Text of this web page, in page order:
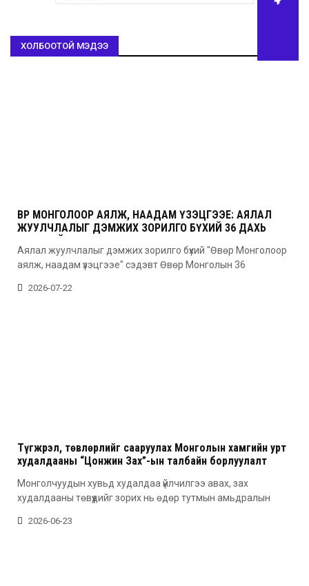
ХОЛБООТОЙ МЭДЭЭ
ӨВӨР МОНГОЛООР АЯЛЖ, НААДАМ ҮЗЭЦГЭЭЕ: АЯЛАЛ
ЖУУЛЧЛАЛЫГ ДЭМЖИХ ЗОРИЛГО БҮХИЙ 36 ДАХЬ
Аялал жуулчлалыг дэмжих зорилго бүхий "Өвөр Монголоор
аялж, наадам үзэцгээе" сэдэвт Өвөр Монголын 36
2026-07-22
Түгжрэл, төвлөрлийг сааруулах Монголын хамгийн урт
худалдааны “Цонжин Зах”-ын талбайн борлуулалт
Монголчуудын хувьд худалдаа үйлчилгээ авах, зах
худалдааны төвүүдийг зорих нь өдөр тутмын амьдралын
2026-06-23